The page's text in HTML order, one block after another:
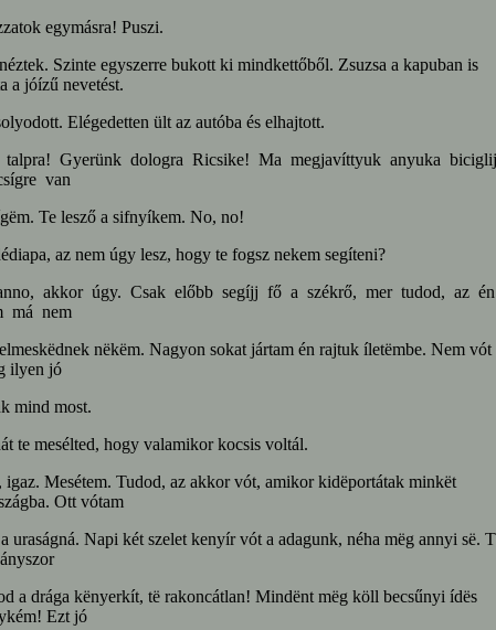
egymásra! Puszi.
Szinte egyszerre bukott ki mindkettőből. Zsuzsa a kapuban is
a jóízű nevetést.
Elégedetten ült az autóba és elhajtott.
Gyerünk dologra Ricsike! Ma megjavíttyuk anyuka
van
Te lesző a sifnyíkem. No, no!
az nem úgy lesz, hogy te fogsz nekem segíteni?
akkor úgy. Csak előbb segíjj fő a székrő, mer tudod, az
má nem
nëkëm. Nagyon sokat jártam én rajtuk íletëmbe. Nem vót
ilyen jó
mind most.
te mesélted, hogy valamikor kocsis voltál.
igaz. Mesétem. Tudod, az akkor vót, amikor kidëportátak minkët
Ott vótam
uraságná. Napi két szelet kenyír vót a adagunk, néha mëg annyi së.
a drága kënyerkít, të rakoncátlan! Mindënt mëg köll becsűnyi ídës
Ezt jó